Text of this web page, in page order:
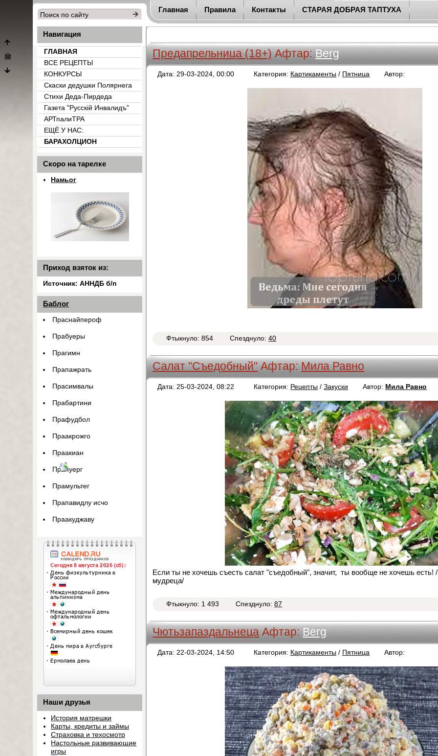
Главная Правила Контакты СТАРАЯ ДОБРАЯ ТАПТУХА
Предапрельница (18+) Афтар:Berg
Дата: 29-03-2024, 00:00 Категория: Картикаменты / Пятница Автор:
Фтыкнуло: 854 Спезднуло:40
Салат "Съедобный" Афтар:Мила Равно
Дата: 25-03-2024, 08:22 Категория: Рецепты /Закуски Автор: Мила Равно
Если ты не хочешь съесть салат "съедобный", значит, ты вообще не хочешь есть! /
мудреца/
Фтыкнуло: 1 493 Спезднуло:87
Чютьзапаздальнеца Афтар:Berg
Дата: 22-03-2024, 14:50 Категория: Картикаменты / Пятница Автор:
Навигация
ГЛАВНАЯ
ВСЕ РЕЦЕПТЫ
КОНКУРСЫ
Скаски дедушки Полярнега
Стихи Деда-Пирдеда
Газета "Русскiй Инвалидъ"
АРТпалиТРА
ЕЩЁ У НАС:
БАРАХОЛЦИОН
Скоро на тарелке
Намьог
Приход взяток из:
Источник: АННДБ б/п
Баблог
Праснайпероф
Прабуеры
Прагимн
Прапажрать
Прасимвалы
Прабартини
Прафудбол
Праакрожго
Праакиан
Прануерг
Прамультег
Прапавидлу исчо
Праакуджаву
Наши друзья
История матрешки
Карты, кредиты и займы
Страховка и техосмотр
Настольные развивающие
игры